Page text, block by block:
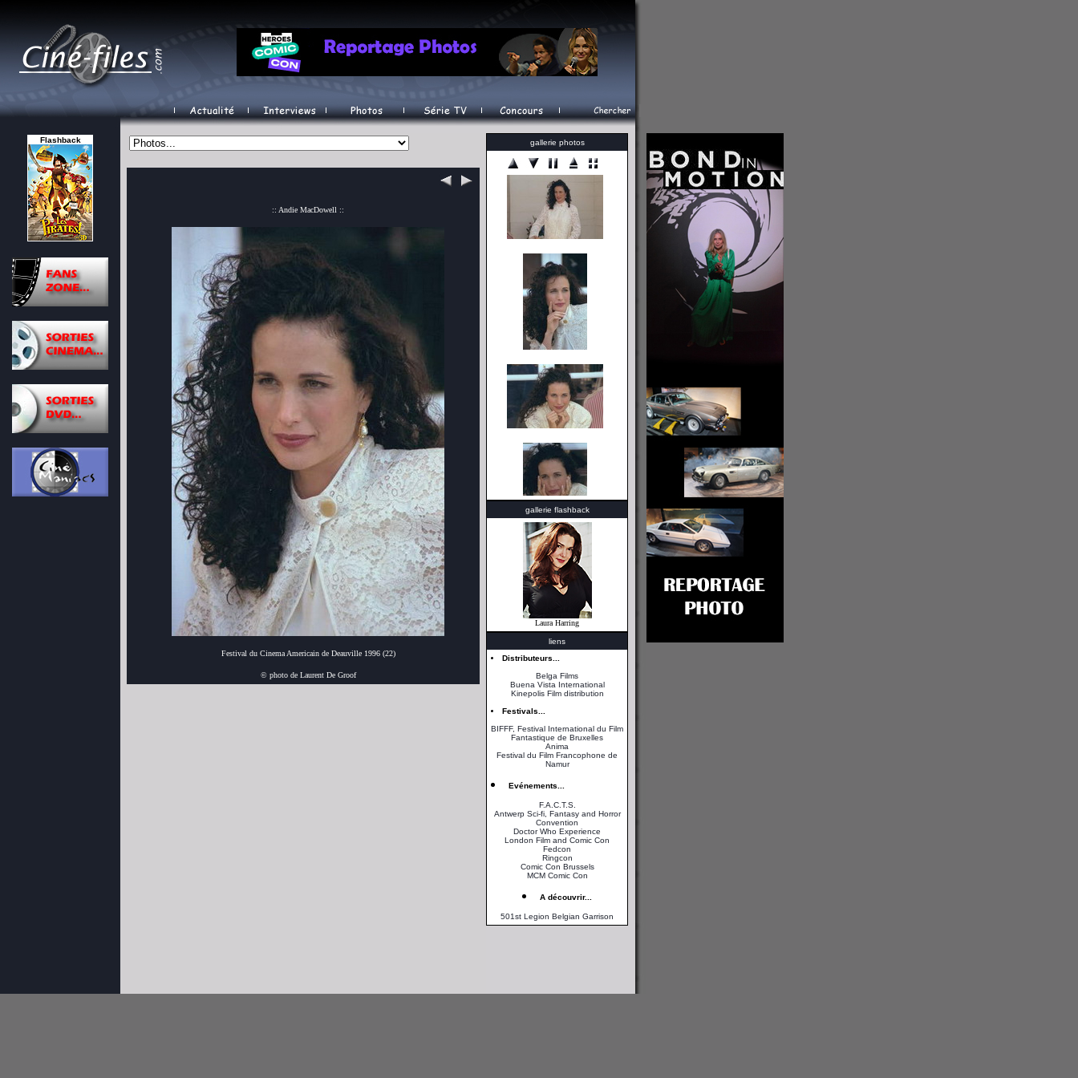
Flashback
:: Andie MacDowell ::
Festival du Cinema Americain de Deauville 1996 (22)
© photo de Laurent De Groof
gallerie photos
gallerie flashback
Laura Harring
liens
Distributeurs...
Belga Films
Buena Vista International
Kinepolis Film distribution
Festivals...
BIFFF, Festival International du Film
Fantastique de Bruxelles
Anima
Festival du Film Francophone de
Namur
Evénements...
F.A.C.T.S.
Antwerp Sci-fi, Fantasy and Horror
Convention
Doctor Who Experience
London Film and Comic Con
Fedcon
Ringcon
Comic Con Brussels
MCM Comic Con
A découvrir...
501st Legion Belgian Garrison